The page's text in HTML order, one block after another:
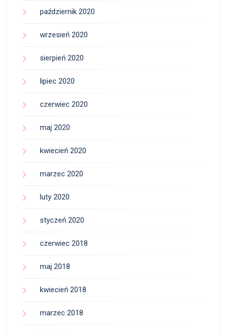
październik 2020
wrzesień 2020
sierpień 2020
lipiec 2020
czerwiec 2020
maj 2020
kwiecień 2020
marzec 2020
luty 2020
styczeń 2020
czerwiec 2018
maj 2018
kwiecień 2018
marzec 2018